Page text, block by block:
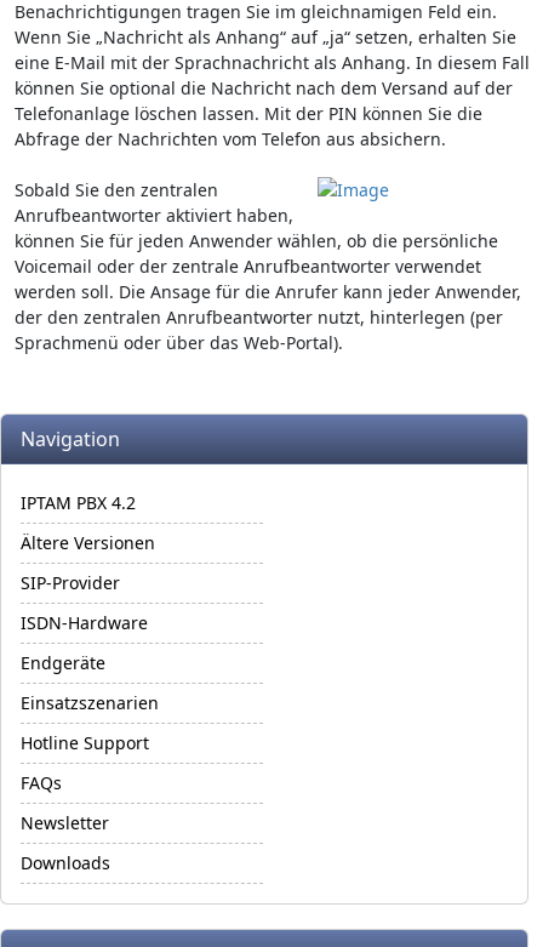
Benachrichtigungen tragen Sie im gleichnamigen Feld ein.
Wenn Sie „Nachricht als Anhang“ auf „ja“ setzen, erhalten Sie
eine E-Mail mit der Sprachnachricht als Anhang. In diesem Fall
können Sie optional die Nachricht nach dem Versand auf der
Telefonanlage löschen lassen. Mit der PIN können Sie die
Abfrage der Nachrichten vom Telefon aus absichern.
Sobald Sie den zentralen
Anrufbeantworter aktiviert haben,
können Sie für jeden Anwender wählen, ob die persönliche
Voicemail oder der zentrale Anrufbeantworter verwendet
werden soll. Die Ansage für die Anrufer kann jeder Anwender,
der den zentralen Anrufbeantworter nutzt, hinterlegen (per
Sprachmenü oder über das Web-Portal).
More content and functionality (left side)
Navigation
IPTAM PBX 4.2
Ältere Versionen
SIP-Provider
ISDN-Hardware
Endgeräte
Einsatzszenarien
Hotline Support
FAQs
Newsletter
Downloads